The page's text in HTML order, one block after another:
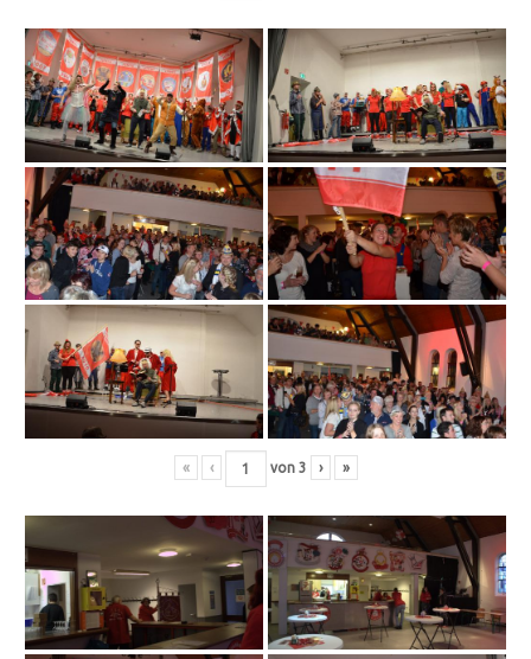
« ‹ von 3 › »